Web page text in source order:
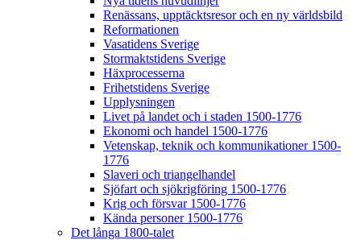
Renässans, upptäcktsresor och en ny världsbild
Reformationen
Vasatidens Sverige
Stormaktstidens Sverige
Häxprocesserna
Frihetstidens Sverige
Upplysningen
Livet på landet och i staden 1500-1776
Ekonomi och handel 1500-1776
Vetenskap, teknik och kommunikationer 1500-
1776
Slaveri och triangelhandel
Sjöfart och sjökrigföring 1500-1776
Krig och försvar 1500-1776
Kända personer 1500-1776
Det långa 1800-talet